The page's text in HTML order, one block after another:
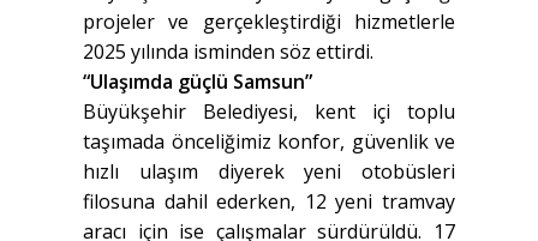
projeler ve gerçekleştirdiği hizmetlerle
2025 yılında isminden söz ettirdi.
“Ulaşımda güçlü Samsun”
Büyükşehir Belediyesi, kent içi toplu
taşımada önceliğimiz konfor, güvenlik ve
hızlı ulaşım diyerek yeni otobüsleri
filosuna dahil ederken, 12 yeni tramvay
aracı için ise çalışmalar sürdürüldü. 17